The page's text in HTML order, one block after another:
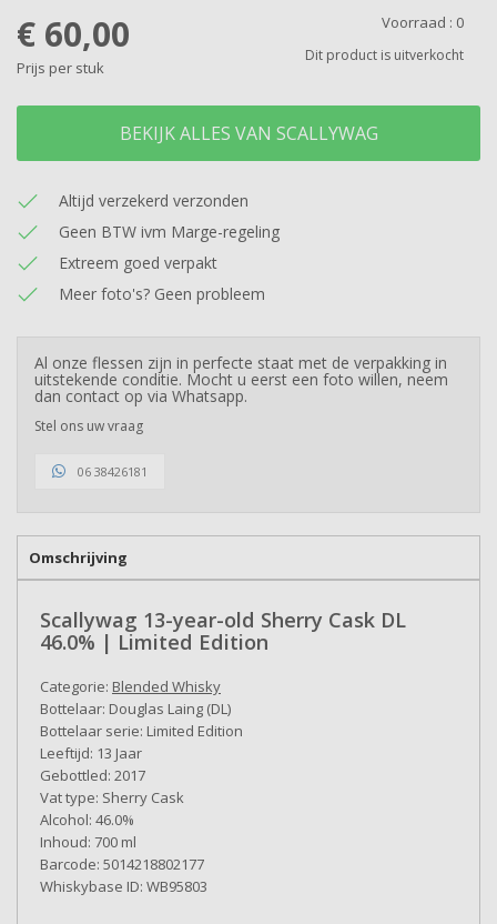
€ 60,00
Prijs per stuk
Voorraad : 0
Dit product is uitverkocht
BEKIJK ALLES VAN SCALLYWAG
Altijd verzekerd verzonden
Geen BTW ivm Marge-regeling
Extreem goed verpakt
Meer foto's? Geen probleem
Al onze flessen zijn in perfecte staat met de verpakking in
uitstekende conditie. Mocht u eerst een foto willen, neem
dan contact op via Whatsapp.
Stel ons uw vraag
06 38426181
Omschrijving
Scallywag 13-year-old Sherry Cask DL
46.0% | Limited Edition
Categorie: Blended Whisky
Bottelaar: Douglas Laing (DL)
Bottelaar serie: Limited Edition
Leeftijd: 13 Jaar
Gebottled: 2017
Vat type: Sherry Cask
Alcohol: 46.0%
Inhoud: 700 ml
Barcode: 5014218802177
Whiskybase ID: WB95803